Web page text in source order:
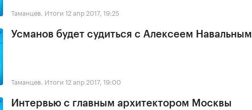
Таманцев. Итоги 12 апр 2017, 19:25
Усманов будет судиться с Алексеем Навальным
Таманцев. Итоги 12 апр 2017, 19:00
Интервью с главным архитектором Москвы